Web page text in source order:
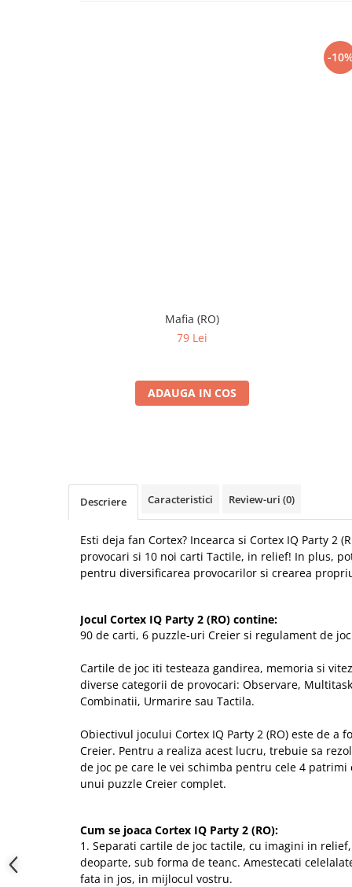
Mafia (RO)
79 Lei
ADAUGA IN COS
-
Descriere Caracteristici Review-uri (0)
Esti deja fan Cortex? Incearca si Cortex IQ Party 2
provocari si 10 noi carti Tactile, in relief! In plus,
pentru diversificarea provocarilor si crearea
Jocul Cortex IQ Party 2 (RO) contine:
90 de carti, 6 puzzle-uri Creier si regulament de
Cartile de joc iti testeaza gandirea, memoria si
diverse categorii de provocari: Observare,
Combinatii, Urmarire sau Tactila.
Obiectivul jocului Cortex IQ Party 2 (RO) este de a
Creier. Pentru a realiza acest lucru, trebuie sa
de joc pe care le vei schimba pentru cele 4
unui puzzle Creier complet.
Cum se joaca Cortex IQ Party 2 (RO):
1. Separati cartile de joc tactile, cu imagini in
deoparte, sub forma de teanc. Amestecati
fata in jos, in mijlocul vostru.